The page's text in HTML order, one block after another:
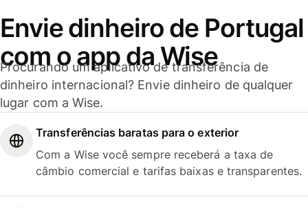
Envie dinheiro de Portugal
com o app da Wise
Procurando um aplicativo de transferência de
dinheiro internacional? Envie dinheiro de qualquer
lugar com a Wise.
Transferências baratas para o exterior
Com a Wise você sempre receberá a taxa de
câmbio comercial e tarifas baixas e transparentes.